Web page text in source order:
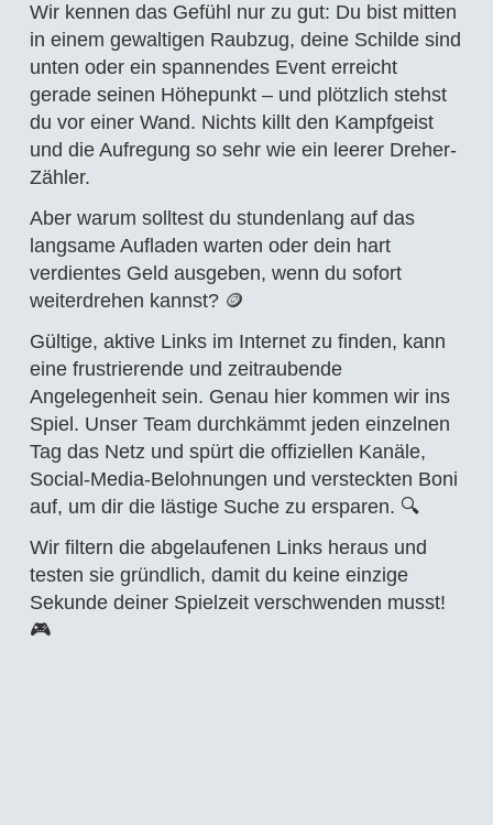
Wir kennen das Gefühl nur zu gut: Du bist mitten
in einem gewaltigen Raubzug, deine Schilde sind
unten oder ein spannendes Event erreicht
gerade seinen Höhepunkt – und plötzlich stehst
du vor einer Wand. Nichts killt den Kampfgeist
und die Aufregung so sehr wie ein leerer Dreher-
Zähler.
Aber warum solltest du stundenlang auf das
langsame Aufladen warten oder dein hart
verdientes Geld ausgeben, wenn du sofort
weiterdrehen kannst? 🪙
Gültige, aktive Links im Internet zu finden, kann
eine frustrierende und zeitraubende
Angelegenheit sein. Genau hier kommen wir ins
Spiel. Unser Team durchkämmt jeden einzelnen
Tag das Netz und spürt die offiziellen Kanäle,
Social-Media-Belohnungen und versteckten Boni
auf, um dir die lästige Suche zu ersparen. 🔍
Wir filtern die abgelaufenen Links heraus und
testen sie gründlich, damit du keine einzige
Sekunde deiner Spielzeit verschwenden musst!
🎮